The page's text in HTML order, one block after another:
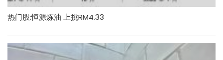
热门股:恒源炼油 上挑RM4.33